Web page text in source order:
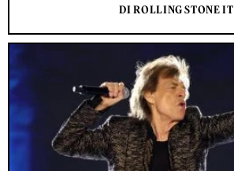
DI ROLLING STONE IT